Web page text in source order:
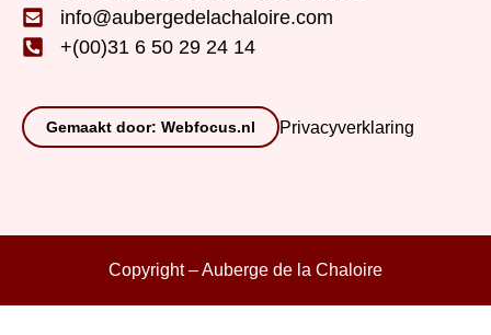
info@aubergedelachaloire.com
+(00)31 6 50 29 24 14
Gemaakt door: Webfocus.nl Privacyverklaring
Copyright – Auberge de la Chaloire